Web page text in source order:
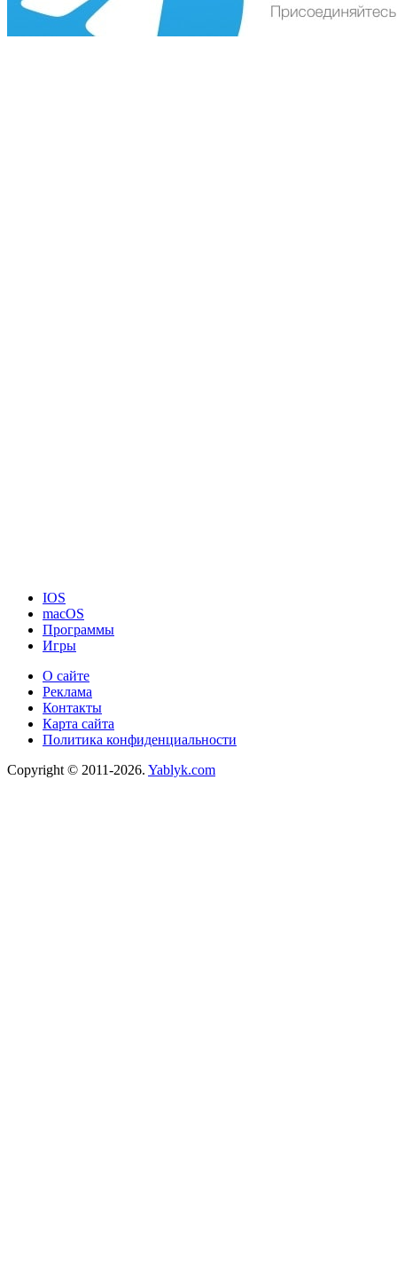
IOS
macOS
Программы
Игры
О сайте
Реклама
Контакты
Карта сайта
Политика конфиденциальности
Copyright © 2011-2026. Yablyk.сom